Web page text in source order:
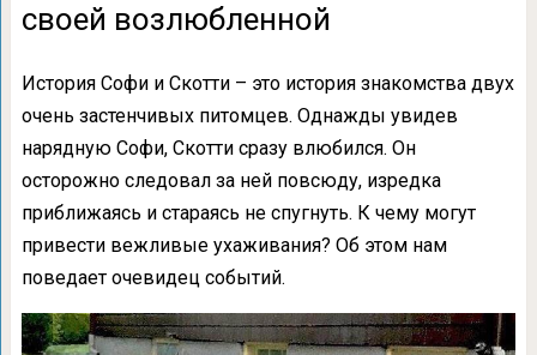
своей возлюбленной
История Софи и Скотти – это история знакомства двух
очень застенчивых питомцев. Однажды увидев
нарядную Софи, Скотти сразу влюбился. Он
осторожно следовал за ней повсюду, изредка
приближаясь и стараясь не спугнуть. К чему могут
привести вежливые ухаживания? Об этом нам
поведает очевидец событий.